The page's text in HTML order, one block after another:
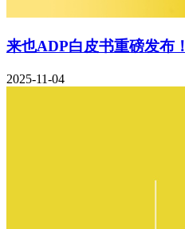
来也ADP白皮书重磅发布
2025-11-04